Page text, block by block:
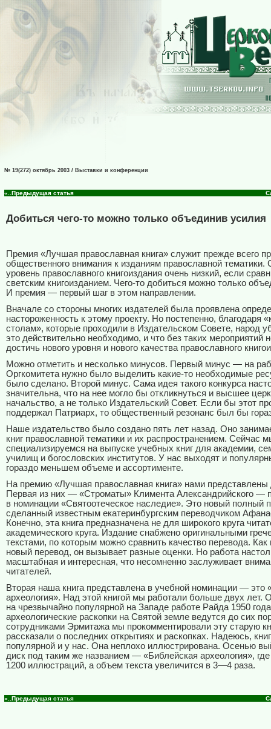
№ 19(272) октябрь 2003 / Выставки и конференции
«..Предыдущая статья
Добиться чего-то можно только объединив усилия
Премия «Лучшая православная книга» служит прежде всего
общественного внимания к изданиям православной тематики.
уровень православного книгоиздания очень низкий, если
светским книгоизданием. Чего-то добиться можно только
И премия — первый шаг в этом направлении.
Вначале со стороны многих издателей была проявлена
настороженность к этому проекту. Но постепенно, благодаря
столам», которые проходили в Издательском Совете, народ
это действительно необходимо, и что без таких мероприятий
достичь нового уровня и нового качества православного
Можно отметить и несколько минусов. Первый минус — на
Оргкомитета нужно было выделить какие-то необходимые
было сделано. Второй минус. Сама идея такого конкурса
значительна, что на нее могло бы откликнуться и высшее
начальство, а не только Издательский Совет. Если бы этот
поддержал Патриарх, то общественный резонанс был бы
Наше издательство было создано пять лет назад. Оно
книг православной тематики и их распространением. Сейчас
специализируемся на выпуске учебных книг для академии,
училищ и богословских институтов. У нас выходят и
гораздо меньшем объеме и ассортименте.
На премию «Лучшая православная книга» нами
Первая из них — «Строматы» Климента Александрийского —
в номинации «Святоотеческое наследие». Это новый полный
сделанный известным екатеринбургским переводчиком
Конечно, эта книга предназначена не для широкого круга
академического круга. Издание снабжено оригинальными
текстами, по которым можно сравнить качество перевода. Как
новый перевод, он вызывает разные оценки. Но работа
масштабная и интересная, что несомненно заслуживает
читателей.
Вторая наша книга представлена в учебной номинации — это
археология». Над этой книгой мы работали больше двух лет.
на чрезвычайно популярной на Западе работе Райда 1950
археологические раскопки на Святой земле ведутся до сих
сотрудниками Эрмитажа мы прокомментировали эту старую
рассказали о последних открытиях и раскопках. Надеюсь,
популярной и у нас. Она неплохо иллюстрирована. Осенью
диск под таким же названием — «Библейская археология»,
1200 иллюстраций, а объем текста увеличится в 3—4 раза.
«..Предыдущая статья